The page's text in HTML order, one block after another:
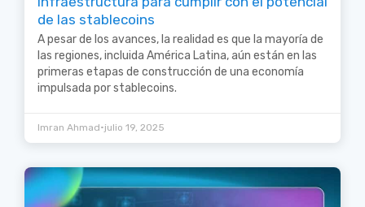
de las stablecoins
A pesar de los avances, la realidad es que la mayoría de
las regiones, incluida América Latina, aún están en las
primeras etapas de construcción de una economía
impulsada por stablecoins.
Imran Ahmad•julio 19, 2025